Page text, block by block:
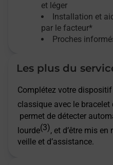
et léger
Installation et
par le facteur*
Proches
Les plus du
Complétez votre
classique avec le bracelet
permet de détecter
lourde(3), et d’être mis
veille et d’assistance.